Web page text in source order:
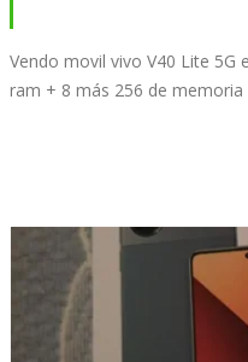
Vendo movil vivo V40 Lite 5G
ram + 8 más 256 de